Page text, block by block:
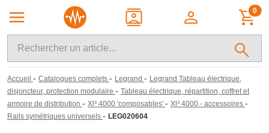
0
Accueil - Catalogues complets - Legrand - Legrand Tableau électrique,
disjoncteur, protection modulaire - Tableau électrique, répartition, coffret et
armoire de distribution - Xl³ 4000 'composables' - Xl³ 4000 - accessoires -
Rails symétriques universels - LEG020604